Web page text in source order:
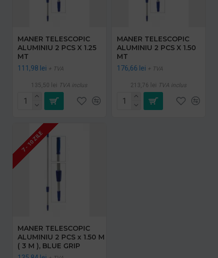
MANER TELESCOPIC
ALUMINIU 2 PCS X 1.25
MT
111,98 lei + TVA
135,50 lei TVA inclus
MANER TELESCOPIC
ALUMINIU 2 PCS X 1.50
MT
176,66 lei + TVA
213,76 lei TVA inclus
7 - 10 ZILE
MANER TELESCOPIC
ALUMINIU 2 PCS x 1.50 M
( 3 M ), BLUE GRIP